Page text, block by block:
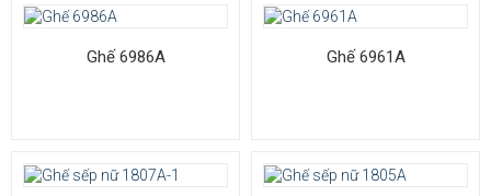
Ghế 6986A Ghế 6961A